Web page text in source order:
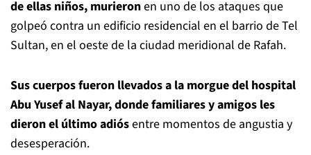
de ellas niños, murieronen uno de los ataques que
golpeó contra un edificio residencial en el barrio de Tel
Sultan, en el oeste de la ciudad meridional de Rafah.
Sus cuerpos fueron llevados a la morgue del hospital
Abu Yusef al Nayar, donde familiares y amigos les
dieron el último adiósentre momentos de angustia y
desesperación.